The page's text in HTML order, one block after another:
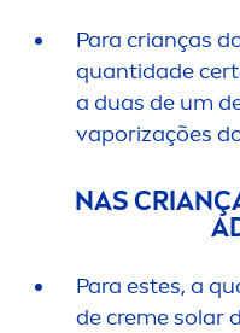
Para crianças
quantidade
a duas de um
vaporizações
NAS
Para estes, a
decremesolar